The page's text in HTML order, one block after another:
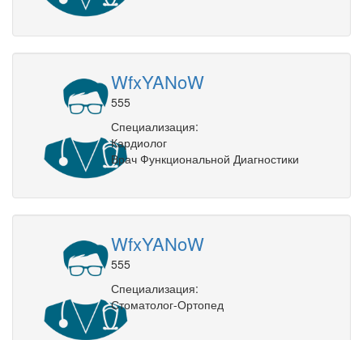
WfxYANoW
555
Специализация:
Кардиолог
Врач Функциональной Диагностики
WfxYANoW
555
Специализация:
Стоматолог-Ортопед